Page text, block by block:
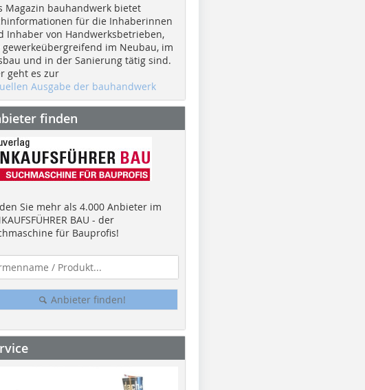
Magazin bauhandwerk bietet
für die Inhaberinnen
Inhaber von Handwerksbetrieben,
gewerkeübergreifend im Neubau, im
und in der Sanierung tätig sind.
geht es zur
Ausgabe der bauhandwerk
finden
Sie mehr als 4.000 Anbieter im
BAU - der
für Bauprofis!
Anbieter finden!